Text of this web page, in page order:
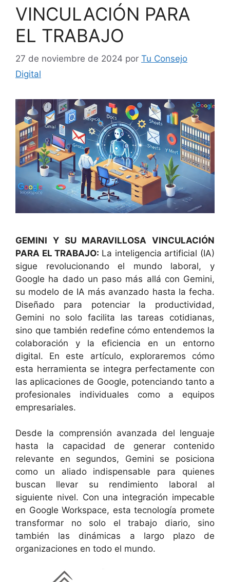
VINCULACIÓN PARA
EL TRABAJO
27 de noviembre de 2024 por Tu Consejo
Digital
GEMINI Y SU MARAVILLOSA VINCULACIÓN
PARA EL TRABAJO: La inteligencia artificial (IA)
sigue revolucionando el mundo laboral, y
Google ha dado un paso más allá con Gemini,
su modelo de IA más avanzado hasta la fecha.
Diseñado para potenciar la productividad,
Gemini no solo facilita las tareas cotidianas,
sino que también redefine cómo entendemos la
colaboración y la eficiencia en un entorno
digital. En este artículo, exploraremos cómo
esta herramienta se integra perfectamente con
las aplicaciones de Google, potenciando tanto a
profesionales individuales como a equipos
empresariales.
Desde la comprensión avanzada del lenguaje
hasta la capacidad de generar contenido
relevante en segundos, Gemini se posiciona
como un aliado indispensable para quienes
buscan llevar su rendimiento laboral al
siguiente nivel. Con una integración impecable
en Google Workspace, esta tecnología promete
transformar no solo el trabajo diario, sino
también las dinámicas a largo plazo de
organizaciones en todo el mundo.